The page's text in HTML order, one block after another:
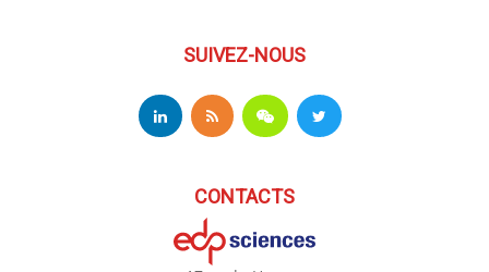
SUIVEZ-NOUS
CONTACTS